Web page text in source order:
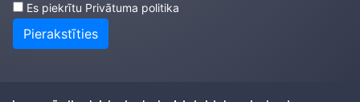
Es piekrītu Privātuma politika
Pierakstīties